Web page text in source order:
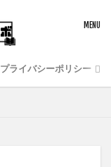
プライバシーポリシー